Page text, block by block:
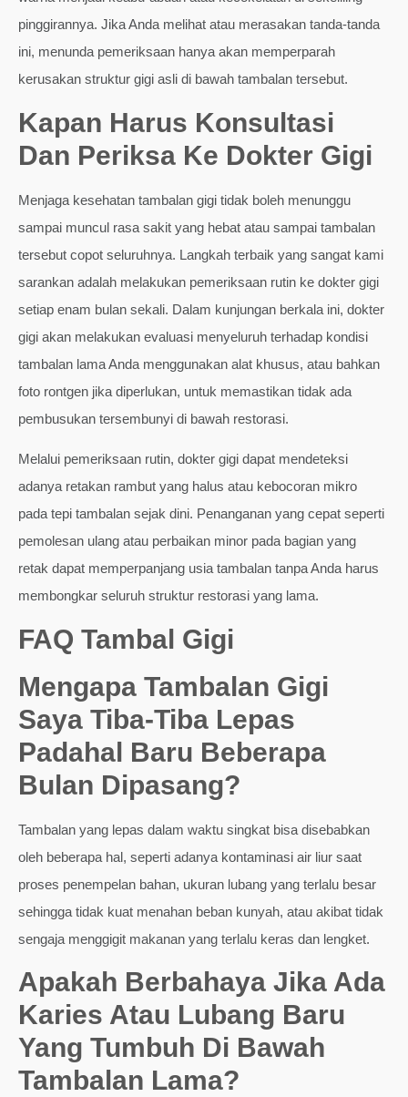
pinggirannya. Jika Anda melihat atau merasakan tanda-tanda
ini, menunda pemeriksaan hanya akan memperparah
kerusakan struktur gigi asli di bawah tambalan tersebut.
Kapan Harus Konsultasi
Dan Periksa Ke Dokter Gigi
Menjaga kesehatan tambalan gigi tidak boleh menunggu
sampai muncul rasa sakit yang hebat atau sampai tambalan
tersebut copot seluruhnya. Langkah terbaik yang sangat kami
sarankan adalah melakukan pemeriksaan rutin ke dokter gigi
setiap enam bulan sekali. Dalam kunjungan berkala ini, dokter
gigi akan melakukan evaluasi menyeluruh terhadap kondisi
tambalan lama Anda menggunakan alat khusus, atau bahkan
foto rontgen jika diperlukan, untuk memastikan tidak ada
pembusukan tersembunyi di bawah restorasi.
Melalui pemeriksaan rutin, dokter gigi dapat mendeteksi
adanya retakan rambut yang halus atau kebocoran mikro
pada tepi tambalan sejak dini. Penanganan yang cepat seperti
pemolesan ulang atau perbaikan minor pada bagian yang
retak dapat memperpanjang usia tambalan tanpa Anda harus
membongkar seluruh struktur restorasi yang lama.
FAQ Tambal Gigi
Mengapa Tambalan Gigi
Saya Tiba-Tiba Lepas
Padahal Baru Beberapa
Bulan Dipasang?
Tambalan yang lepas dalam waktu singkat bisa disebabkan
oleh beberapa hal, seperti adanya kontaminasi air liur saat
proses penempelan bahan, ukuran lubang yang terlalu besar
sehingga tidak kuat menahan beban kunyah, atau akibat tidak
sengaja menggigit makanan yang terlalu keras dan lengket.
Apakah Berbahaya Jika Ada
Karies Atau Lubang Baru
Yang Tumbuh Di Bawah
Tambalan Lama?